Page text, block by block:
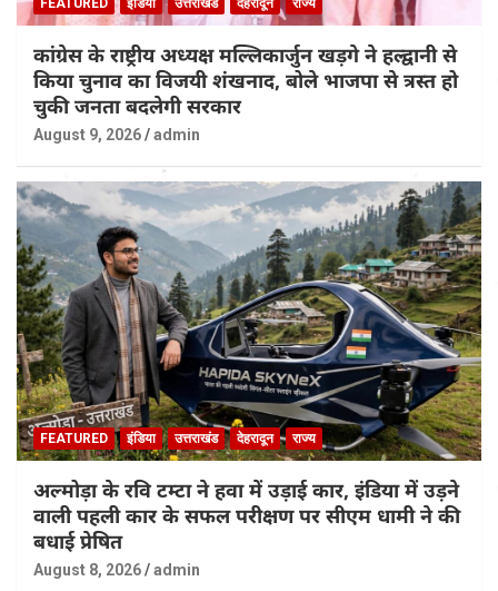
FEATURED इंडिया उत्तराखंड देहरादून राज्य
कांग्रेस के राष्ट्रीय अध्यक्ष मल्लिकार्जुन खड़गे ने हल्द्वानी से
किया चुनाव का विजयी शंखनाद, बोले भाजपा से त्रस्त हो
चुकी जनता बदलेगी सरकार
August 9, 2026 admin
FEATURED इंडिया उत्तराखंड देहरादून राज्य
अल्मोड़ा के रवि टम्टा ने हवा में उड़ाई कार, इंडिया में उड़ने
वाली पहली कार के सफल परीक्षण पर सीएम धामी ने की
बधाई प्रेषित
August 8, 2026 admin